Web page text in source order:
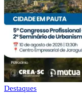
Destaques